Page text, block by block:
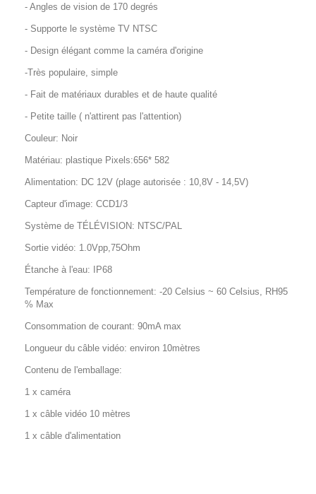
- Angles de vision de 170 degrés
- Supporte le système TV NTSC
- Design élégant comme la caméra d'origine
-Très populaire, simple
- Fait de matériaux durables et de haute qualité
- Petite taille ( n'attirent pas l'attention)
Couleur: Noir
Matériau: plastique Pixels:656* 582
Alimentation: DC 12V (plage autorisée : 10,8V - 14,5V)
Capteur d'image: CCD1/3
Système de TÉLÉVISION: NTSC/PAL
Sortie vidéo: 1.0Vpp,75Ohm
Étanche à l'eau: IP68
Température de fonctionnement: -20 Celsius ~ 60 Celsius, RH95
% Max
Consommation de courant: 90mA max
Longueur du câble vidéo: environ 10mètres
Contenu de l'emballage:
1 x caméra
1 x câble vidéo 10 mètres
1 x câble d'alimentation